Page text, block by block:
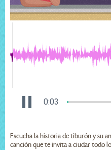
0:04
Escucha la historia de tiburón y su
canción que te invita a ciudar todo